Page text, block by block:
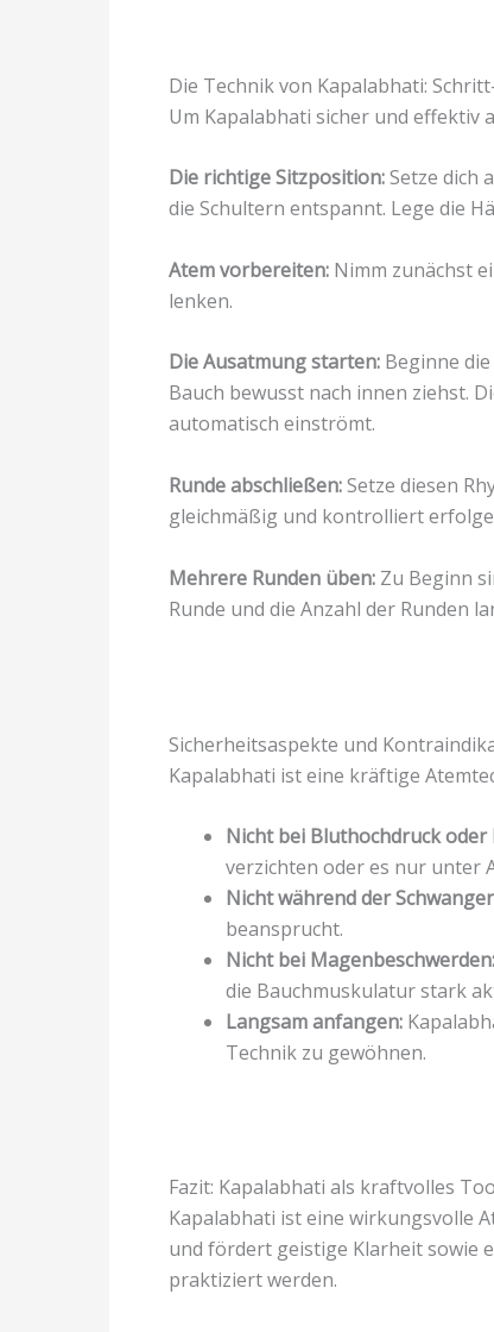
Die Technik von Kapalabhati:
Um Kapalabhati sicher und effektiv
Die richtige Sitzposition:Setze dich
die Schultern entspannt. Lege die
Atem vorbereiten: Nimm zunächst
lenken.
Die Ausatmung starten: Beginne
Bauch bewusst nach innen ziehst.
automatisch einströmt.
Runde abschließen:Setze diesen
gleichmäßig und kontrolliert
Mehrere Runden üben: Zu Beginn
Runde und die Anzahl der Runden
Sicherheitsaspekte und
Kapalabhati ist eine kräftige
Nicht bei Bluthochdruck
verzichten oder es nur unter
Nicht während der
beansprucht.
Nicht bei Magenbeschwerden:
die Bauchmuskulatur stark
Langsam anfangen:
Technik zu gewöhnen.
Fazit: Kapalabhati als kraftvolles
Kapalabhati ist eine wirkungsvolle
und fördert geistige Klarheit sowie
praktiziert werden.